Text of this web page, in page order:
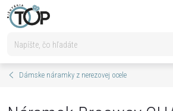
Prejsť
na
Dámske náramky z nerezovej ocele